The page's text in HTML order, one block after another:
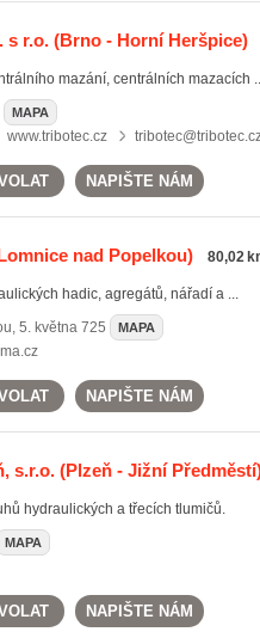
s r.o.(Brno - Horní Heršpice)
mazání, centrálních mazacích
MAPA
www.tribotec.cz
NAPIŠTE NÁM
nad Popelkou) 80,02
hadic, agregátů, nářadí a ...
, 5. května 725 MAPA
NAPIŠTE NÁM
s.r.o.(Plzeň - Jižní
hydraulických a třecích tlumičů.
MAPA
NAPIŠTE NÁM